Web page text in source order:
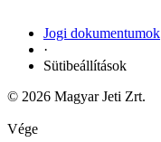
Jogi dokumentumok
·
Sütibeállítások
© 2026 Magyar Jeti Zrt.
Vége